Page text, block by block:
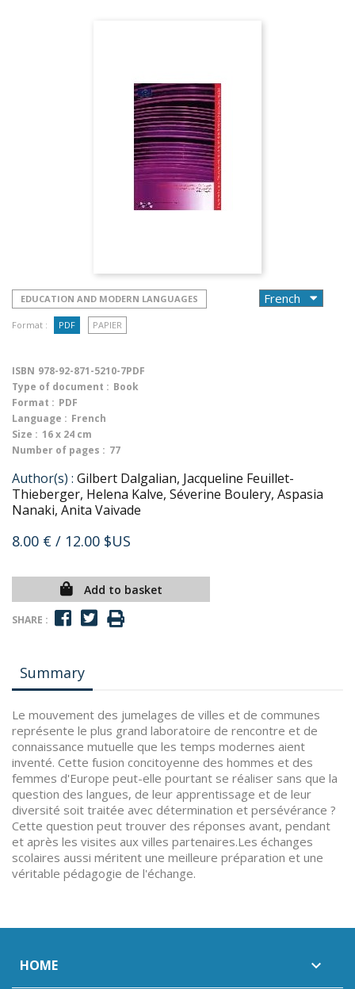
EDUCATION AND MODERN LANGUAGES
Format : PDF PAPIER
ISBN 978-92-871-5210-7PDF
Type of document : Book
Format : PDF
Language : French
Size : 16 x 24 cm
Number of pages : 77
Author(s) : Gilbert Dalgalian, Jacqueline Feuillet-
Thieberger, Helena Kalve, Séverine Boulery, Aspasia
Nanaki, Anita Vaivade
8.00 € / 12.00 $US
Add to basket
SHARE :
Summary
Le mouvement des jumelages de villes et de communes
représente le plus grand laboratoire de rencontre et de
connaissance mutuelle que les temps modernes aient
inventé. Cette fusion concitoyenne des hommes et des
femmes d'Europe peut-elle pourtant se réaliser sans que la
question des langues, de leur apprentissage et de leur
diversité soit traitée avec détermination et persévérance ?
Cette question peut trouver des réponses avant, pendant
et après les visites aux villes partenaires.Les échanges
scolaires aussi méritent une meilleure préparation et une
véritable pédagogie de l'échange.
HOME 